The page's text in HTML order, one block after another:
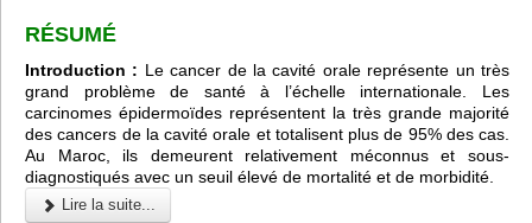
RÉSUMÉ
Introduction : Le cancer de la cavité orale représente un très
grand problème de santé à l’échelle internationale. Les
carcinomes épidermoïdes représentent la très grande majorité
des cancers de la cavité orale et totalisent plus de 95% des cas.
Au Maroc, ils demeurent relativement méconnus et sous-
diagnostiqués avec un seuil élevé de mortalité et de morbidité.
Lire la suite...